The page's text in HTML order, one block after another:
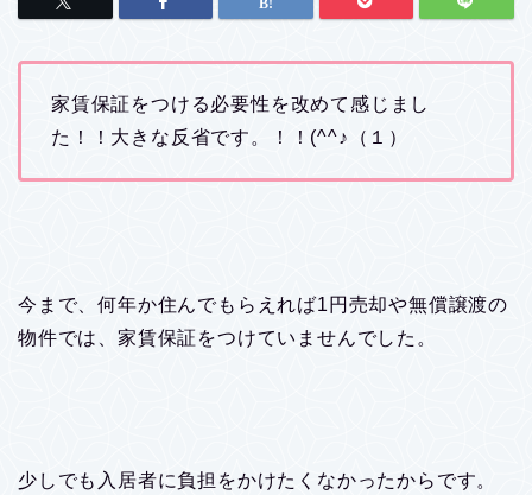
家賃保証をつける必要性を改めて感じまし
た！！大きな反省です。！！(^^♪（１）
今まで、何年か住んでもらえれば1円売却や無償譲渡の
物件では、家賃保証をつけていませんでした。
少しでも入居者に負担をかけたくなかったからです。